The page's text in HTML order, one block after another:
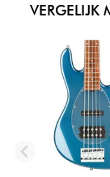
VERGELIJK